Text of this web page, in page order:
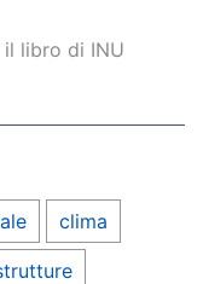
libro di INU
clima